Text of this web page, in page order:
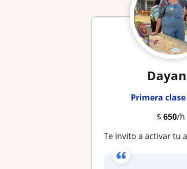
Primera
$ 650/h
Te invito a activar tu alma lúdica. Juguemos, aprendamos